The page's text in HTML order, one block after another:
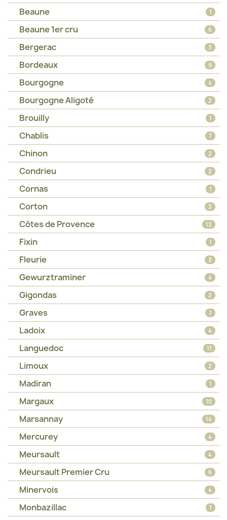
Beaune 1
Beaune 1er cru 6
Bergerac 3
Bordeaux 9
Bourgogne 4
Bourgogne Aligoté 2
Brouilly 1
Chablis 7
Chinon 2
Condrieu 2
Cornas 1
Corton 3
Côtes de Provence 12
Fixin 1
Fleurie 3
Gewurztraminer 4
Gigondas 2
Graves 7
Ladoix 4
Languedoc 11
Limoux 2
Madiran 1
Margaux 10
Marsannay 14
Mercurey 4
Meursault 4
Meursault Premier Cru 6
Minervois 4
Monbazillac 1